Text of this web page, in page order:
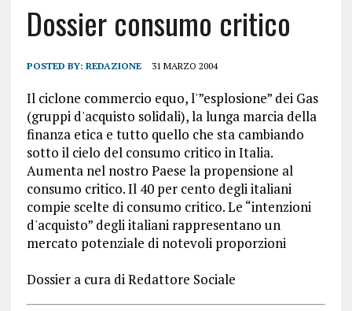
Dossier consumo critico
POSTED BY: REDAZIONE 31 MARZO 2004
Il ciclone commercio equo, l'”esplosione” dei Gas
(gruppi d'acquisto solidali), la lunga marcia della
finanza etica e tutto quello che sta cambiando
sotto il cielo del consumo critico in Italia.
Aumenta nel nostro Paese la propensione al
consumo critico. Il 40 per cento degli italiani
compie scelte di consumo critico. Le “intenzioni
d'acquisto” degli italiani rappresentano un
mercato potenziale di notevoli proporzioni
Dossier a cura di Redattore Sociale